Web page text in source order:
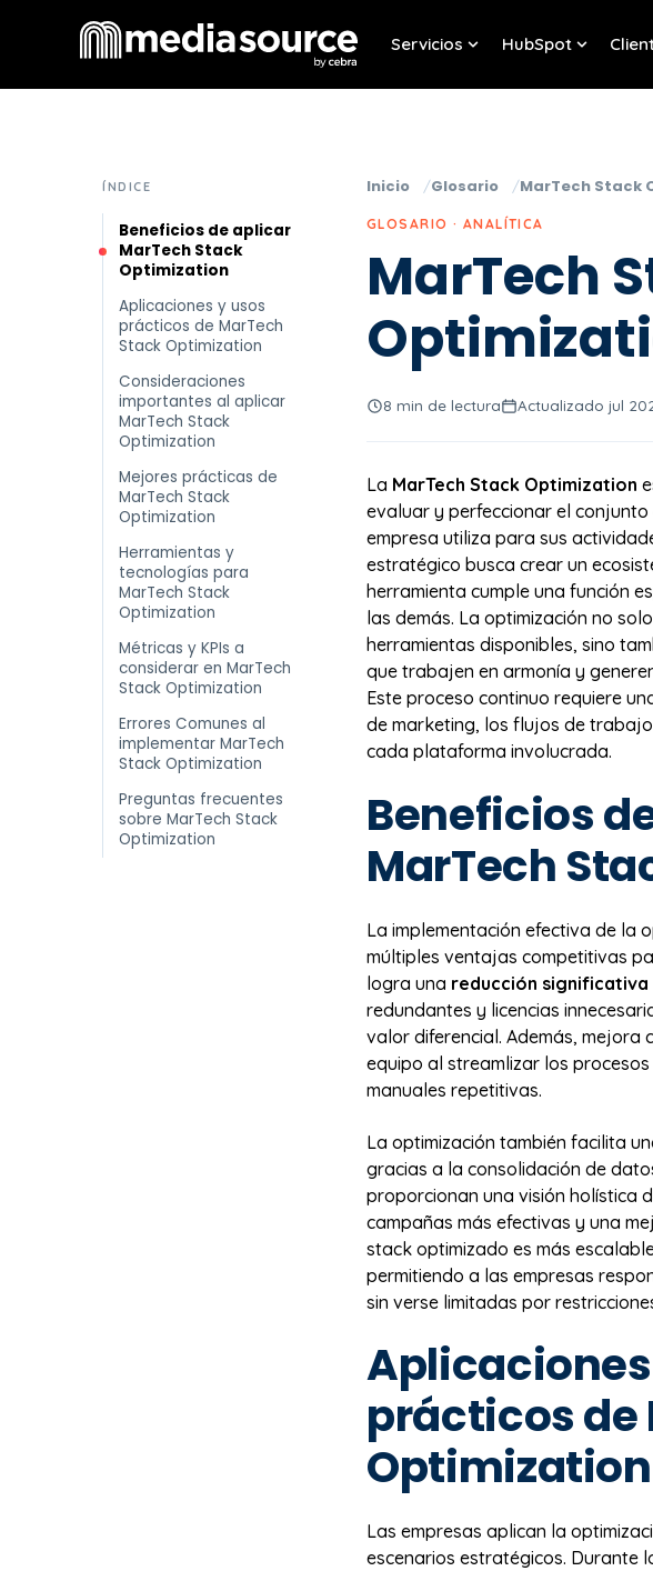
Servicios
Show submenu for
HubSpot
Show
ÍNDICE
Beneficios de aplicar
MarTech Stack
Optimization
Aplicaciones y usos
prácticos de MarTech
Stack Optimization
Consideraciones
importantes al aplicar
MarTech Stack
Optimization
Mejores prácticas de
MarTech Stack
Optimization
Herramientas y
tecnologías para
MarTech Stack
Optimization
Métricas y KPIs a
considerar en MarTech
Stack Optimization
Errores Comunes al
implementar MarTech
Stack Optimization
Preguntas frecuentes
sobre MarTech Stack
Optimization
Inicio Glosario MarTech Stack
GLOSARIO · ANALÍTICA
MarTech
8 min de lectura Actualizado jul
La MarTech Stack Optimization
evaluar y perfeccionar el
empresa utiliza para sus
estratégico busca crear un
herramienta cumple una función
las demás. La optimización no
herramientas disponibles, sino
que trabajen en armonía y
Este proceso continuo requiere
de marketing, los flujos de
cada plataforma involucrada.
Beneficios
MarTech
La implementación efectiva de la
múltiples ventajas competitivas
logra una reducción
redundantes y licencias
valor diferencial. Además,
equipo al streamlizar los
manuales repetitivas.
La optimización también facilita
gracias a la consolidación de
proporcionan una visión holística
campañas más efectivas y una
stack optimizado es más
permitiendo a las empresas
sin verse limitadas por
prácticos de
Optimization
Las empresas aplican la
escenarios estratégicos. Durante